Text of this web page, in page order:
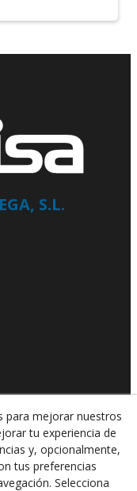
S.L.
para mejorar nuestros
tu experiencia de
y, opcionalmente,
tus preferencias
Selecciona